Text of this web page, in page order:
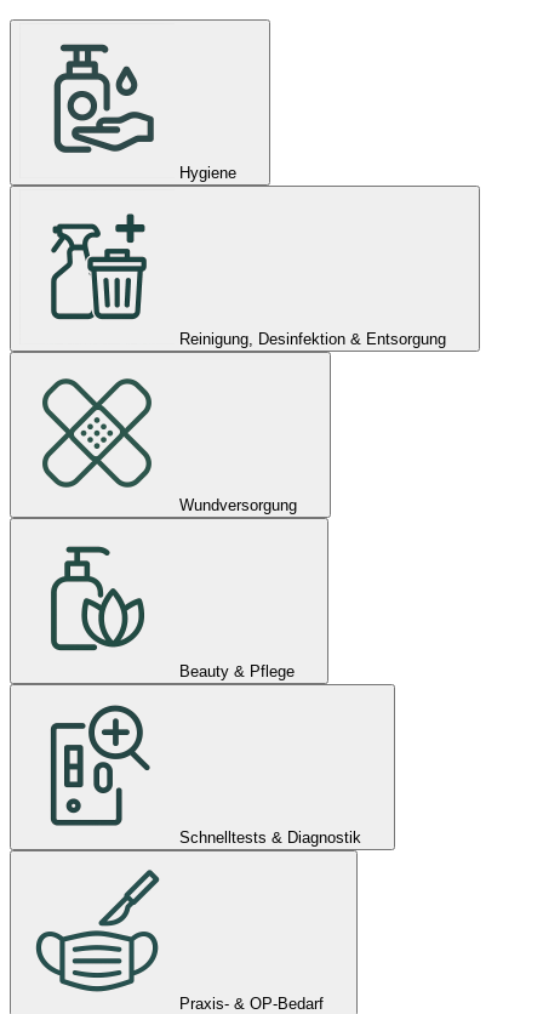
Hygiene
Reinigung, Desinfektion & Entsorgung
Wundversorgung
Beauty & Pflege
Schnelltests & Diagnostik
Praxis- & OP-Bedarf